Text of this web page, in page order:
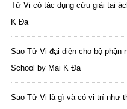
Tử Vi có tác dụng cứu giải tai
K Đa
Sao Tử Vi đại diện cho bộ
School by Mai K Đa
Sao Tử Vi là gì và có vị trí như